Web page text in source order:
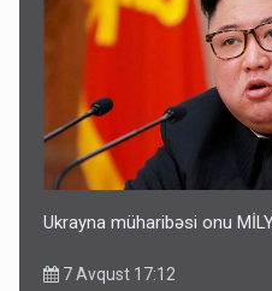
Ukrayna müharibəsi onu
7 Avqust 17:12